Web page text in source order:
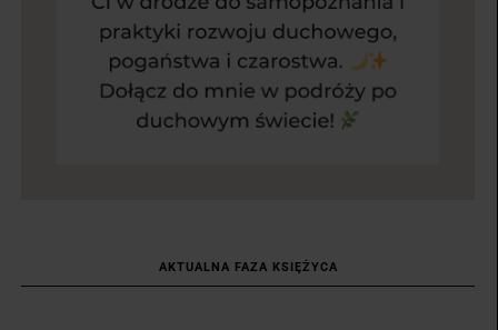
AKTUALNA FAZA KSIĘŻYCA